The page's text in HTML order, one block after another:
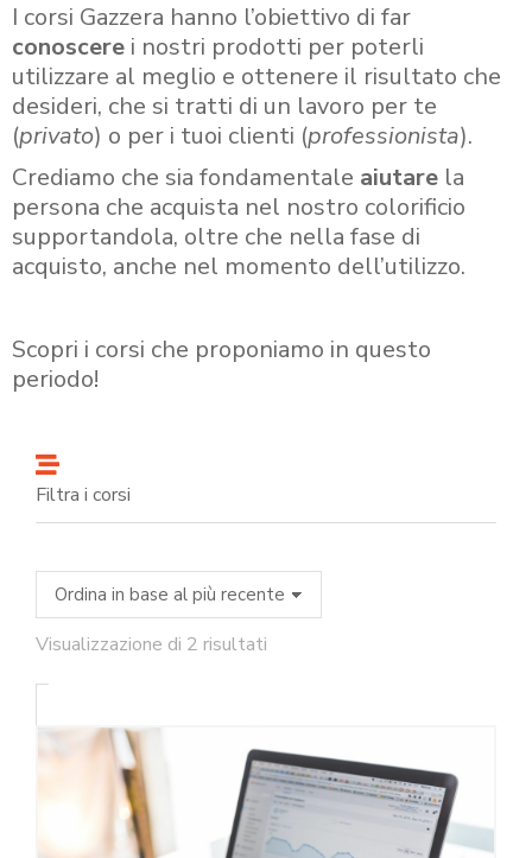
I corsi Gazzera hanno l’obiettivo di far
conoscere i nostri prodotti per poterli
utilizzare al meglio e ottenere il risultato che
desideri, che si tratti di un lavoro per te
(privato) o per i tuoi clienti (professionista).
Crediamo che sia fondamentale aiutare la
persona che acquista nel nostro colorificio
supportandola, oltre che nella fase di
acquisto, anche nel momento dell’utilizzo.
Scopri i corsi che proponiamo in questo
periodo!
Filtra i corsi
Visualizzazione di 2 risultati